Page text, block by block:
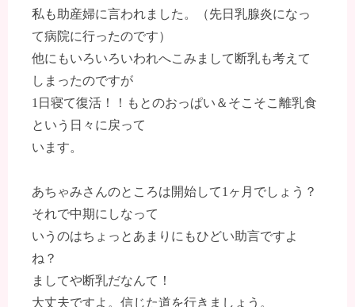
私も助産婦に言われました。（先日乳腺炎になっ
て病院に行ったのです）
他にもいろいろいわれへこみまして断乳も考えて
しまったのですが
1日寝て復活！！もとのおっぱい＆そこそこ離乳食
という日々に戻って
います。
あちゃみさんのところは開始して1ヶ月でしょう？
それで中期にしなって
いうのはちょっとあまりにもひどい助言ですよ
ね？
ましてや断乳だなんて！
大丈夫ですよ。信じた道を行きましょう。